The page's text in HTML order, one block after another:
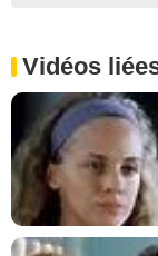
Vidéos